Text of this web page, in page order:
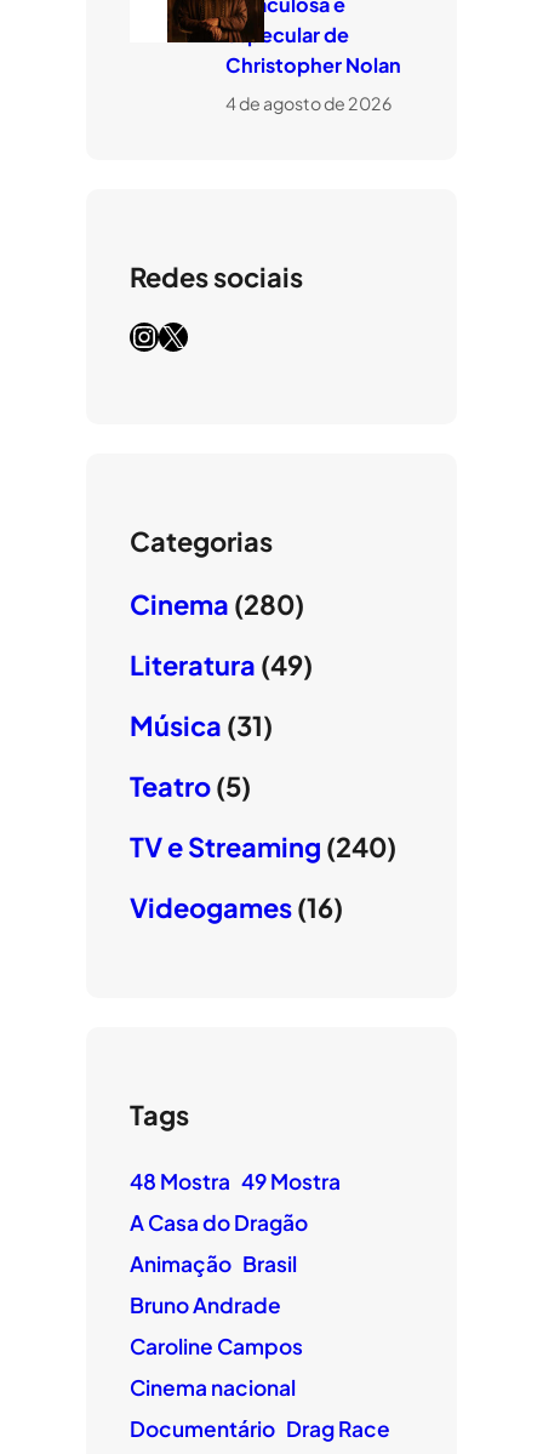
especular de
Christopher Nolan
4 de agosto de 2026
Redes sociais
InstagramX
Categorias
Cinema (280)
Literatura (49)
Música (31)
Teatro(5)
TV e Streaming (240)
Videogames(16)
Tags
48 Mostra 49 Mostra
A Casa do Dragão
Animação Brasil
Bruno Andrade
Caroline Campos
Cinema nacional
Documentário Drag Race